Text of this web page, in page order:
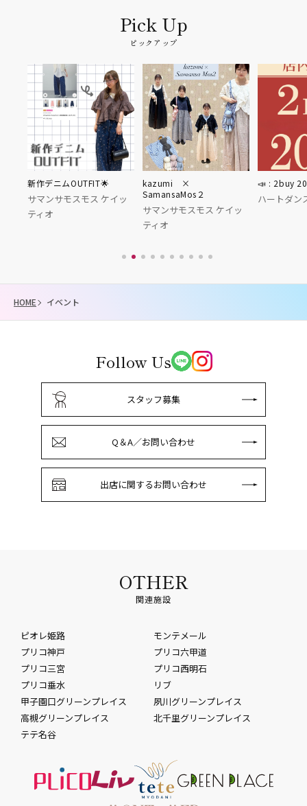
ピックアップ
ニムOUTFIT🌟
サモスモス ケイッ
kazumi ×
SamansaMos２
サマンサモスモス ケイッ
📣 : 2buy 20%OFF ✨
ハートダンス
HOME イベント
Follow Us
スタッフ募集
Q＆A／お問い合わせ
出店に関するお問い合わせ
OTHER
関連施設
ピオレ姫路
モンテメール
プリコ神戸
プリコ六甲道
プリコ三宮
プリコ西明石
プリコ垂水
リブ
甲子園口グリーンプレイス
夙川グリーンプレイス
高槻グリーンプレイス
北千里グリーンプレイス
テテ名谷